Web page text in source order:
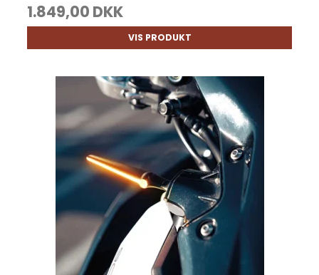
1.849,00 DKK
VIS PRODUKT